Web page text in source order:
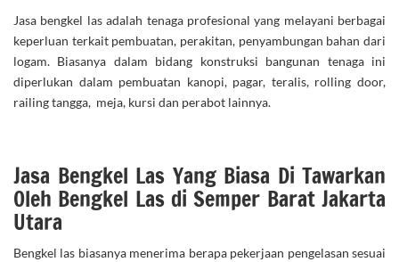
Jasa bengkel las adalah tenaga profesional yang melayani berbagai
keperluan terkait pembuatan, perakitan, penyambungan bahan dari
logam. Biasanya dalam bidang konstruksi bangunan tenaga ini
diperlukan dalam pembuatan kanopi, pagar, teralis, rolling door,
railing tangga, meja, kursi dan perabot lainnya.
Jasa Bengkel Las Yang Biasa Di Tawarkan
Oleh Bengkel Las di Semper Barat Jakarta
Utara
Bengkel las biasanya menerima berapa pekerjaan pengelasan sesuai